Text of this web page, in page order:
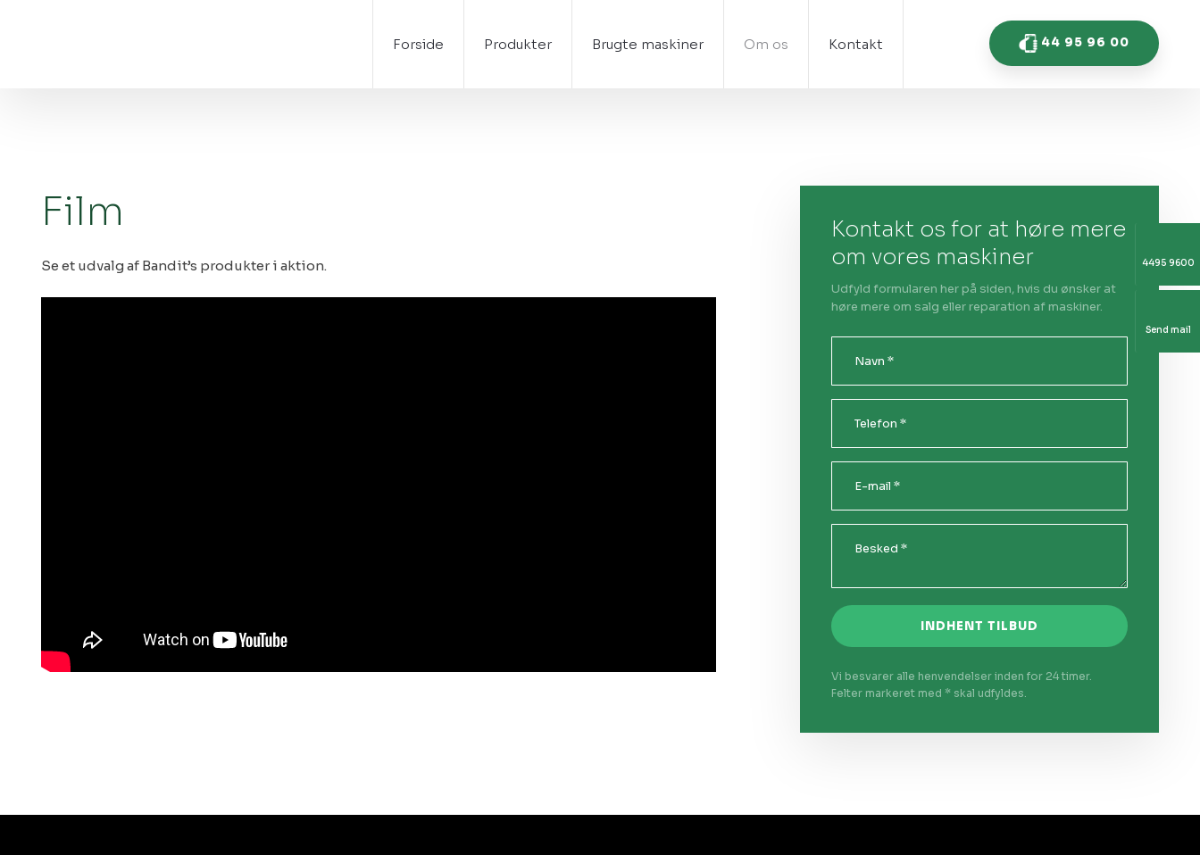
4495 9600
Send mail
Forside Produkter Brugte maskiner Om os Kontakt 44 95 96 00
Film​
Se et udvalg af Bandit’s produkter i aktion.​
Kontakt os for at høre mere
om vores maskiner
Udfyld formularen her på siden, hvis du ønsker at
høre mere om salg eller reparation af maskiner.
Vi besvarer alle henvendelser inden for 24 timer.
Felter markeret med * skal udfyldes.​